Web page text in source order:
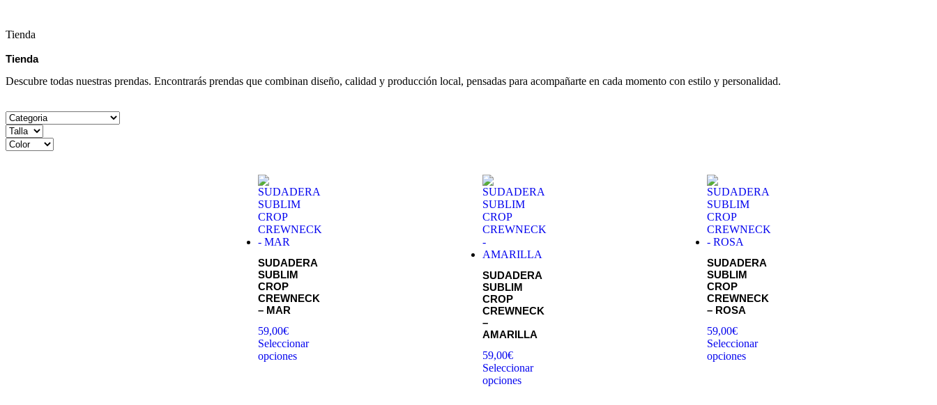
Tienda
Tienda
Descubre todas nuestras prendas. Encontrarás prendas que combinan diseño, calidad y producción local, pensadas para acompañarte en cada momento con estilo y personalidad.
SUDADERA
SUBLIM
CROP
CREWNECK
– MAR
59,00€
Seleccionar
opciones
SUDADERA
SUBLIM
CROP
CREWNECK
–
AMARILLA
59,00€
Seleccionar
opciones
SUDADERA
SUBLIM
CROP
CREWNECK
– ROSA
59,00€
Seleccionar
opciones